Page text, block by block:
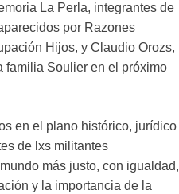
La Perla, integrantes de
por Razones
Hijos, y Claudio Orozs,
familia Soulier en el próximo
en el plano histórico, jurídico
de lxs militantes
más justo, con igualdad,
y la importancia de la